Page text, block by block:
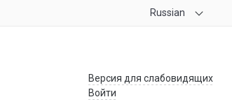
Russian
Версия для слабовидящих
Войти